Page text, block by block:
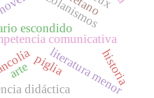
escondido
comunicativa
literatura menor
piglia
didáctica
historia
arte